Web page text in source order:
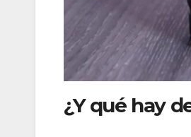
¿Y qué hay